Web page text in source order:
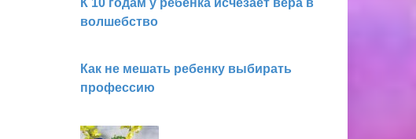
К 10 годам у ребенка исчезает вера в
волшебство
Как не мешать ребенку выбирать
профессию